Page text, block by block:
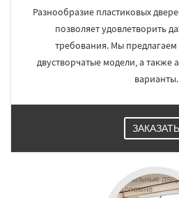
Разнообразие пластиковых
позволяет удовлетворить
требования. Мы
двустворчатые модели, а
варианты.
ЗАКАЗАТЬ